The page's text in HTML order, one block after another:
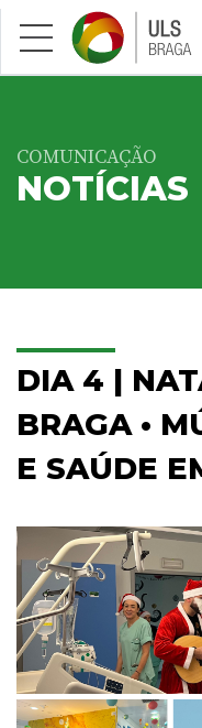
Saltar para conteúdo
COMUNICAÇÃO
NOTÍCIAS
DIA 4 |
BRAGA •
E SAÚDE